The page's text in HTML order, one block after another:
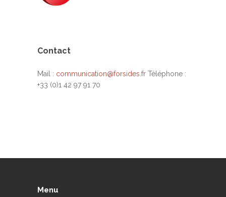
Contact
Mail : communication@forsides.fr Téléphone :
+33 (0)1 42 97 91 70
Menu